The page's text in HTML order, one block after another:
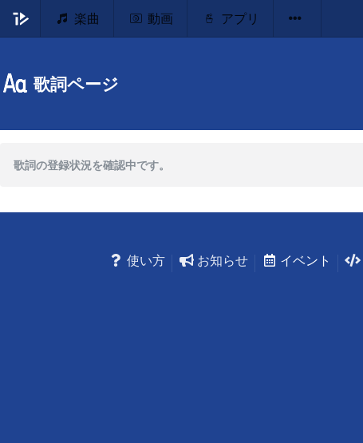
楽曲 動画 アプリ
歌詞ページ
歌詞の登録状況を確認中です。
使い方 お知らせ イベント